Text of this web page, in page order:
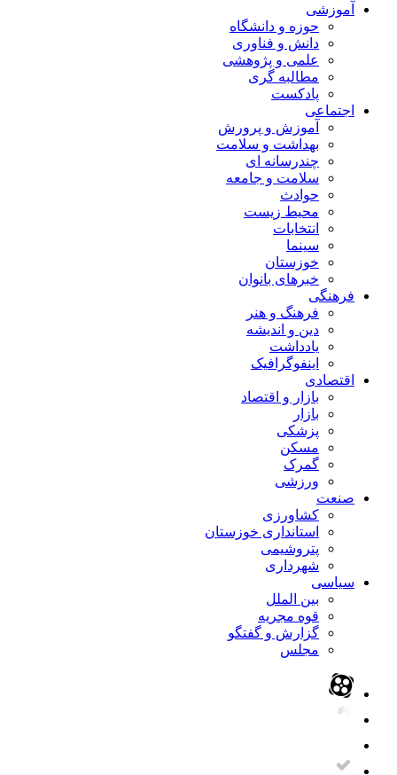
آموزشی
حوزه و دانشگاه
دانش و فناوری
علمی و پژوهشی
مطالبه گری
پادکست
اجتماعی
آموزش و پرورش
بهداشت و سلامت
چندرسانه ای
سلامت و جامعه
حوادث
محیط زیست
انتخابات
سینما
خوزستان
خبرهای بانوان
فرهنگی
فرهنگ و هنر
دین و اندیشه
یادداشت
اینفوگرافیک
اقتصادی
بازار و اقتصاد
بازار
پزشکی
مسکن
گمرک
ورزشی
صنعت
کشاورزی
استانداری خوزستان
پتروشیمی
شهرداری
سیاسی
بین الملل
قوه مجریه
گزارش و گفتگو
مجلس